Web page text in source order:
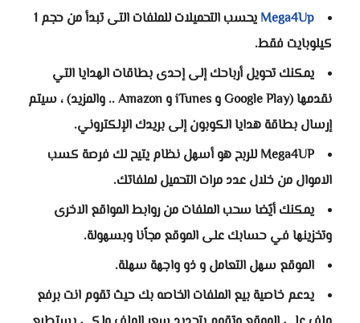
Mega4Up
يحسب التحميلات للملفات التى تبدأ من حجم 1
كيلوبايت فقط.
يمكنك تحويل أرباحك إلى إحدى بطاقات الهدايا التي
نقدمها (Google Play و iTunes و Amazon .. والمزيد) ، سيتم
إرسال بطاقة هدايا الكوبون إلى بريدك الإلكتروني.
Mega4UP للربح هو أسهل نظام يتيح لك فرصة كسب
الاموال من خلال عدد مرات التحميل لملفاتك.
يمكنك أيًضا سحب الملفات من روابط المواقع الاخرى
وتخزينها في حسابك على الموقع مجاًنا وبسهولة.
الموقع سهل التعامل و ذو واجهة سهلة.
يدعم خاصية بيع الملفات الخاصه بك حيث تقوم انت برفع